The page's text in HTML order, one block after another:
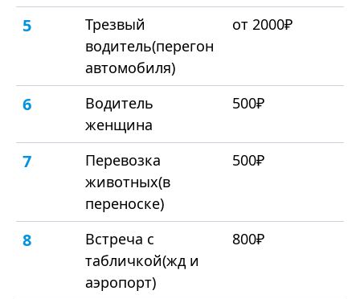
5
Трезвый
водитель(перегон
автомобиля)
от 2000₽
6
Водитель
женщина
500₽
7
Перевозка
животных(в
переноске)
500₽
8
Встреча с
табличкой(жд и
аэропорт)
800₽